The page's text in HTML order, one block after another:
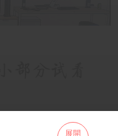
展開